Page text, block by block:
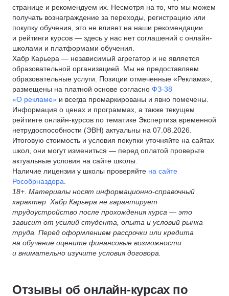
странице и рекомендуем их. Несмотря на то, что мы можем
получать вознаграждение за переходы, регистрацию или
покупку обучения, это не влияет на наши рекомендации
и рейтинги курсов — здесь у нас нет соглашений с онлайн-
школами и платформами обучения.
Хабр Карьера — независимый агрегатор и не является
образовательной организацией. Мы не предоставляем
образовательные услуги. Позиции отмеченные «Реклама»,
размещены на платной основе согласно ФЗ-38
«О рекламе» и всегда промаркированы и явно помечены.
Информация о ценах и программах, а также текущем
рейтинге онлайн-курсов по тематике Экспертиза временной
нетрудоспособности (ЭВН) актуальны на 07.08.2026.
Итоговую стоимость и условия покупки уточняйте на сайтах
школ, они могут измениться — перед оплатой проверьте
актуальные условия на сайте школы.
Наличие лицензии у школы проверяйте на сайте
Рособрназдора
18+. Материалы носят информационно-справочный
характер. Хабр Карьера не гарантирует
трудоустройство после прохождения курса — это
зависит от усилий студента, опыта и условий рынка
труда. Перед оформлением рассрочки или кредита
на обучение оцените финансовые возможности
и внимательно изучите условия договора.
Отзывы об онлайн-курсах по